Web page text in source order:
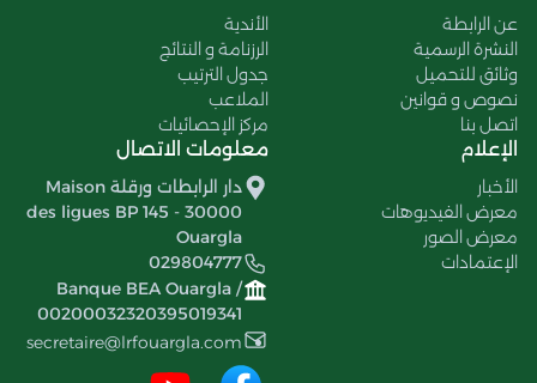
عن الرابطة
النشرة الرسمية
وثائق للتحميل
نصوص و قوانين
اتصل بنا
الأندية
الرزنامة و النتائج
جدول الترتيب
الملاعب
مركز الإحصائيات
الإعلام
الأخبار
معرض الفيديوهات
معرض الصور
الإعتمادات
معلومات الاتصال
دار الرابطات ورقلة Maison
des ligues BP 145 - 30000
Ouargla
029804777
Banque BEA Ouargla /
00200032320395019341
secretaire@lrfouargla.com